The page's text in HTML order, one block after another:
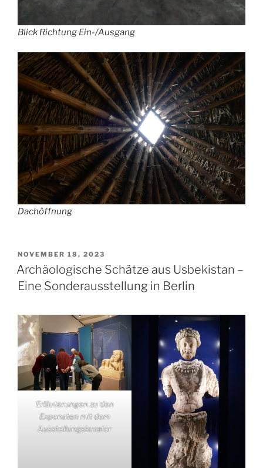
Blick Richtung Ein-/Ausgang
Dachöffnung
VERÖFFENTLICHT
AM
NOVEMBER 18, 2023
Archäologische Schätze aus Usbekistan –
Eine Sonderausstellung in Berlin
Erläuterungen zu den
Exponaten mit dem
Ausstellungskurator